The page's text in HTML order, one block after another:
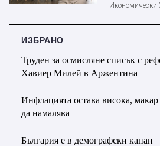
Икономически
ИЗБРАНО
Труден за осмисляне списък с
Хавиер Милей в Аржентина
Инфлацията остава висока,
да намалява
България е в демографски капан